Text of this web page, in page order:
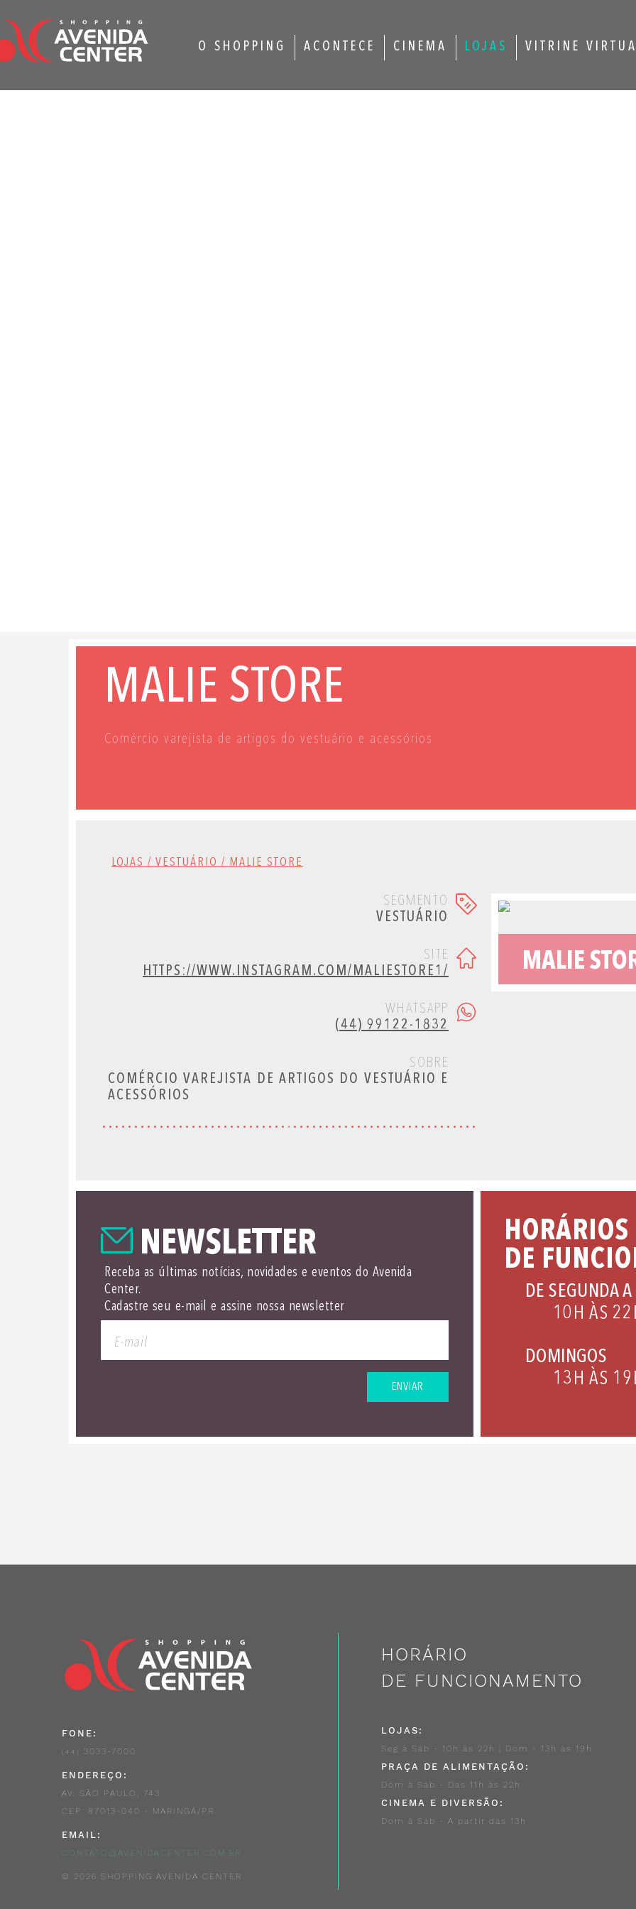
O SHOPPING ACONTECE CINEMA LOJAS VITRINE
MALIE STORE
Comércio varejista de artigos do vestuário e acessórios
LOJAS / VESTUÁRIO / MALIE STORE
SEGMENTO
VESTUÁRIO
SITE
HTTPS://WWW.INSTAGRAM.COM/MALIESTORE1/
WHATSAPP
(44) 99122-1832
SOBRE
COMÉRCIO VAREJISTA DE ARTIGOS DO VESTUÁRIO E
ACESSÓRIOS
MALIE
NEWSLETTER
Receba as últimas notícias, novidades e eventos do Avenida
Center.
Cadastre seu e-mail e assine nossa newsletter
ENVIAR
HORÁRIOS
DE
DE SEGUNDA
10H ÀS
DOMINGOS
13H ÀS
FONE:
(44) 3033-7000
ENDEREÇO:
AV. SÃO PAULO, 743
CEP: 87013-040 - MARINGÁ/PR
EMAIL:
CONTATO@AVENIDACENTER.COM.BR
© 2026 SHOPPING AVENIDA CENTER
HORÁRIO
DE FUNCIONAMENTO
LOJAS:
Seg à Sáb - 10h às 22h | Dom - 13h às 19h
PRAÇA DE ALIMENTAÇÃO:
Dom à Sáb - Das 11h às 22h
CINEMA E DIVERSÃO:
Dom à Sáb - A partir das 13h